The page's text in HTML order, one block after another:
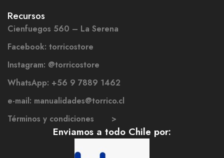
Recursos
Cienfuegos 560 – La Serena
Facebook: torricostore
Instagram: @torricostore
WhatsApp: +56 9 7889 1462
e-mail: manualidades@torrico.cl
Términos y condiciones >
Enviamos a todo Chile por: